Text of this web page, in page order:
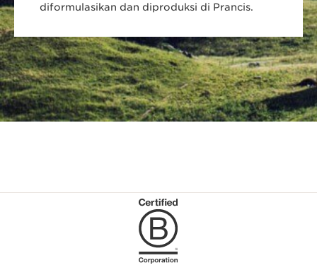
diformulasikan dan diproduksi di Prancis.